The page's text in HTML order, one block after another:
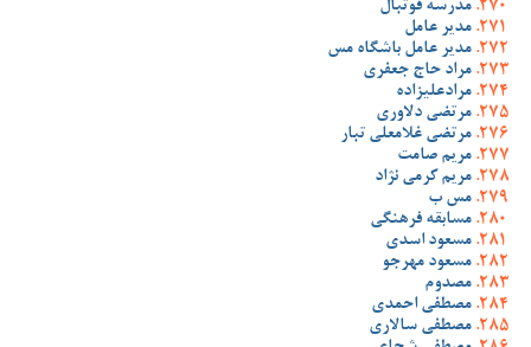
مدرسه فوتبال
مدیر عامل
مدیر عامل باشگاه مس
مراد حاج جعفری
مرادعلیزاده
مرتضی دلاوری
مرتضی غلامعلی تبار
مریم صامت
مریم کرمی نژاد
مس ب
مسابقه فرهنگی
مسعود اسدی
مسعود مهرجو
مصدوم
مصطفی احمدی
مصطفی سالاری